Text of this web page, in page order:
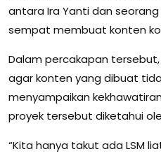
antara Ira Yanti dan
sempat membuat konten
Dalam percakapan
agar konten yang dibuat
menyampaikan
proyek tersebut diketahui
“Kita hanya takut ada LSM